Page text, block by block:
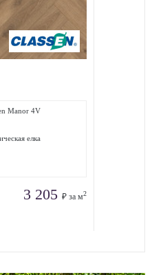
Manor 4V
елка
3 205 ₽ за м2